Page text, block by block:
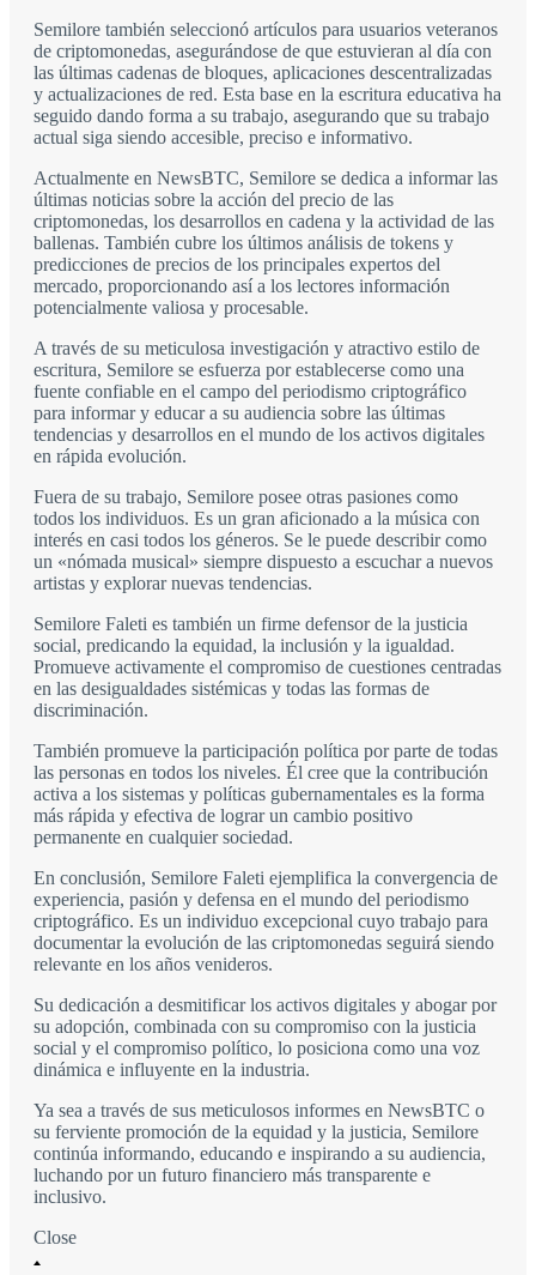
Semilore también seleccionó artículos para usuarios veteranos
de criptomonedas, asegurándose de que estuvieran al día con
las últimas cadenas de bloques, aplicaciones descentralizadas
y actualizaciones de red. Esta base en la escritura educativa ha
seguido dando forma a su trabajo, asegurando que su trabajo
actual siga siendo accesible, preciso e informativo.
Actualmente en NewsBTC, Semilore se dedica a informar las
últimas noticias sobre la acción del precio de las
criptomonedas, los desarrollos en cadena y la actividad de las
ballenas. También cubre los últimos análisis de tokens y
predicciones de precios de los principales expertos del
mercado, proporcionando así a los lectores información
potencialmente valiosa y procesable.
A través de su meticulosa investigación y atractivo estilo de
escritura, Semilore se esfuerza por establecerse como una
fuente confiable en el campo del periodismo criptográfico
para informar y educar a su audiencia sobre las últimas
tendencias y desarrollos en el mundo de los activos digitales
en rápida evolución.
Fuera de su trabajo, Semilore posee otras pasiones como
todos los individuos. Es un gran aficionado a la música con
interés en casi todos los géneros. Se le puede describir como
un «nómada musical» siempre dispuesto a escuchar a nuevos
artistas y explorar nuevas tendencias.
Semilore Faleti es también un firme defensor de la justicia
social, predicando la equidad, la inclusión y la igualdad.
Promueve activamente el compromiso de cuestiones centradas
en las desigualdades sistémicas y todas las formas de
discriminación.
También promueve la participación política por parte de todas
las personas en todos los niveles. Él cree que la contribución
activa a los sistemas y políticas gubernamentales es la forma
más rápida y efectiva de lograr un cambio positivo
permanente en cualquier sociedad.
En conclusión, Semilore Faleti ejemplifica la convergencia de
experiencia, pasión y defensa en el mundo del periodismo
criptográfico. Es un individuo excepcional cuyo trabajo para
documentar la evolución de las criptomonedas seguirá siendo
relevante en los años venideros.
Su dedicación a desmitificar los activos digitales y abogar por
su adopción, combinada con su compromiso con la justicia
social y el compromiso político, lo posiciona como una voz
dinámica e influyente en la industria.
Ya sea a través de sus meticulosos informes en NewsBTC o
su ferviente promoción de la equidad y la justicia, Semilore
continúa informando, educando e inspirando a su audiencia,
luchando por un futuro financiero más transparente e
inclusivo.
Close